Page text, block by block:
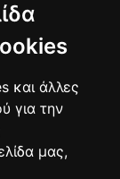
και άλλες
για την
μας,
Διαδραστικών ...
ΣΕ ...